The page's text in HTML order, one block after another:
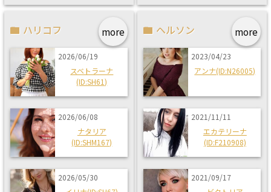
more
ハリコフ
2026/06/19
スベトラーナ
(ID:SH61)
2026/06/08
ナタリア
(ID:SHM167)
2026/05/30
more
ヘルソン
2023/04/23
アンナ(ID:N26005)
2021/11/11
エカテリーナ
(ID:F210908)
2021/09/17